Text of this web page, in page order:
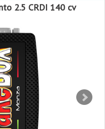
2.5 CRDI 140 cv